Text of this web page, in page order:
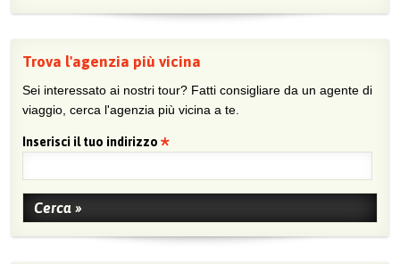
Trova l'agenzia più vicina
Sei interessato ai nostri tour? Fatti consigliare da un agente di
viaggio, cerca l'agenzia più vicina a te.
Inserisci il tuo indirizzo